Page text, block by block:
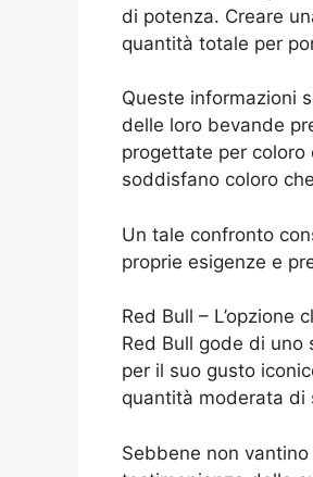
di potenza. Creare
quantità totale per
Queste informazioni
delle loro bevande
progettate per coloro
soddisfano coloro
Un tale confronto
proprie esigenze e
Red Bull – L’opzione
Red Bull gode di
per il suo gusto
quantità moderata di
Sebbene non